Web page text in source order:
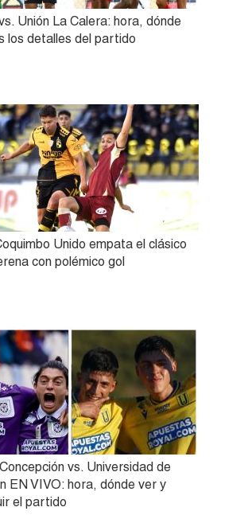
Unión La Calera: hora, dónde
los detalles del partido
Unido empata el clásico
con polémico gol
vs. Universidad de
EN VIVO: hora, dónde ver y
el partido